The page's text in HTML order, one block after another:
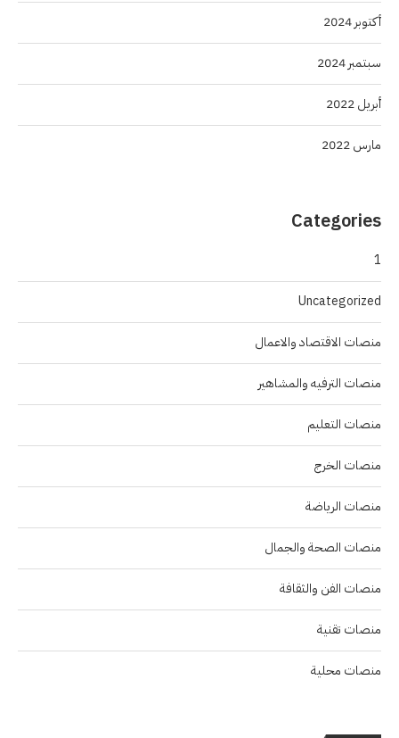
أكتوبر 2024
سبتمبر 2024
أبريل 2022
مارس 2022
Categories
1
Uncategorized
منصات الاقتصاد والاعمال
منصات الترفيه والمشاهير
منصات التعليم
منصات الخرج
منصات الرياضة
منصات الصحة والجمال
منصات الفن والثقافة
منصات تقنية
منصات محلية